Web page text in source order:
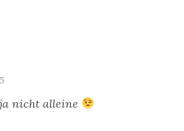
nicht alleine